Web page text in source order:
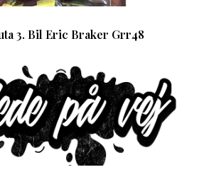
3. Bil Eric Braker Grr48